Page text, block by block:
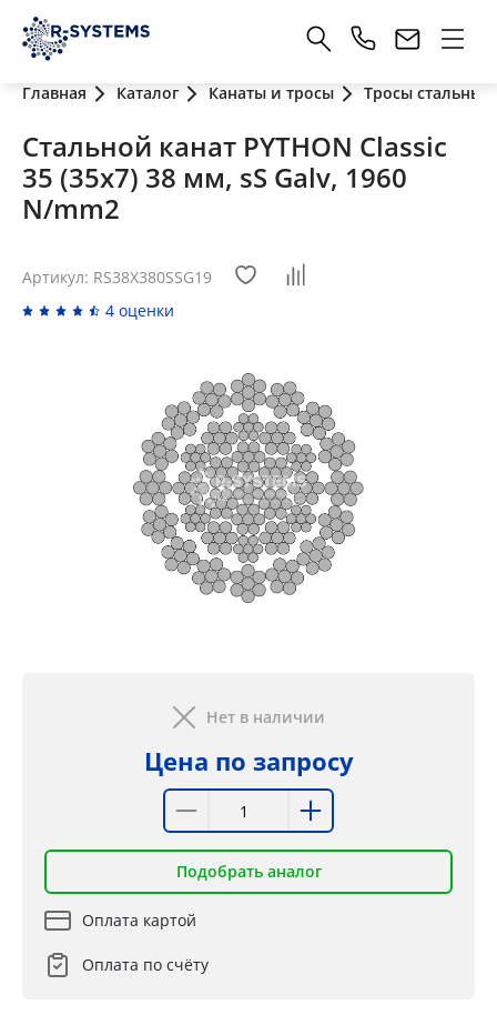
Главная Каталог Канаты и тросы Тросы стальные
Стальной канат PYTHON Classic
35 (35x7) 38 мм, sS Galv, 1960
N/mm2
Артикул: RS38X380SSG19
4 оценки
Нет в наличии
Цена по запросу
Подобрать аналог
Оплата картой
Оплата по счёту